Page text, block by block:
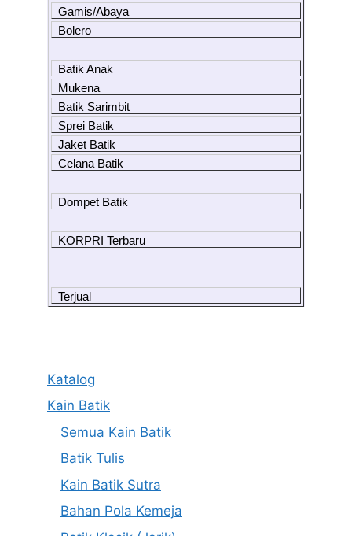
Gamis/Abaya
Bolero
Batik Anak
Mukena
Batik Sarimbit
Sprei Batik
Jaket Batik
Celana Batik
Dompet Batik
KORPRI Terbaru
Terjual
Katalog
Kain Batik
Semua Kain Batik
Batik Tulis
Kain Batik Sutra
Bahan Pola Kemeja